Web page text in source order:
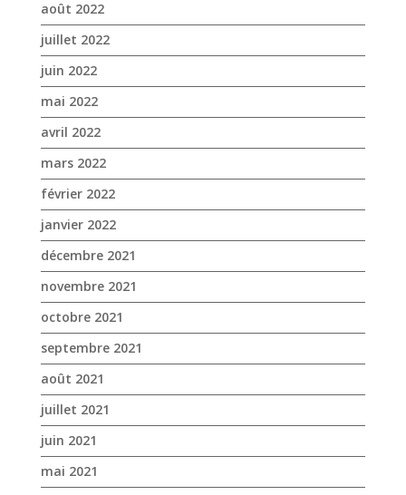
août 2022
juillet 2022
juin 2022
mai 2022
avril 2022
mars 2022
février 2022
janvier 2022
décembre 2021
novembre 2021
octobre 2021
septembre 2021
août 2021
juillet 2021
juin 2021
mai 2021